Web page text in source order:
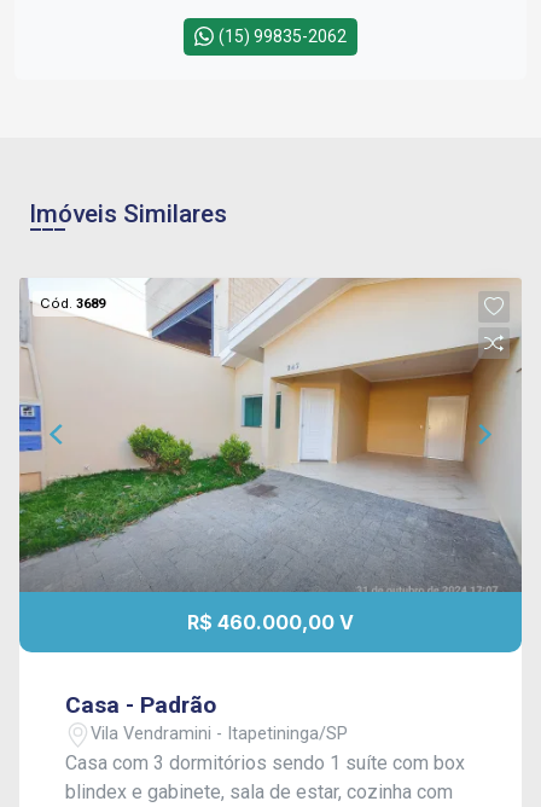
(15) 99835-2062
Imóveis Similares
Cód.3689
R$ 460.000,00 V
Casa - Padrão
Vila Vendramini - Itapetininga/SP
Casa com 3 dormitórios sendo 1 suíte com box
blindex e gabinete, sala de estar, cozinha com